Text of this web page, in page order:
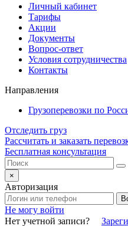
Личный кабинет
Тарифы
Акции
Документы
Вопрос-ответ
Условия сотрудничества
Контакты
Направления
Грузоперевозки по
Отследить груз
Рассчитать и заказать
Бесплатная консультация
×
Авторизация
Не могу войти
Нет учетной записи?